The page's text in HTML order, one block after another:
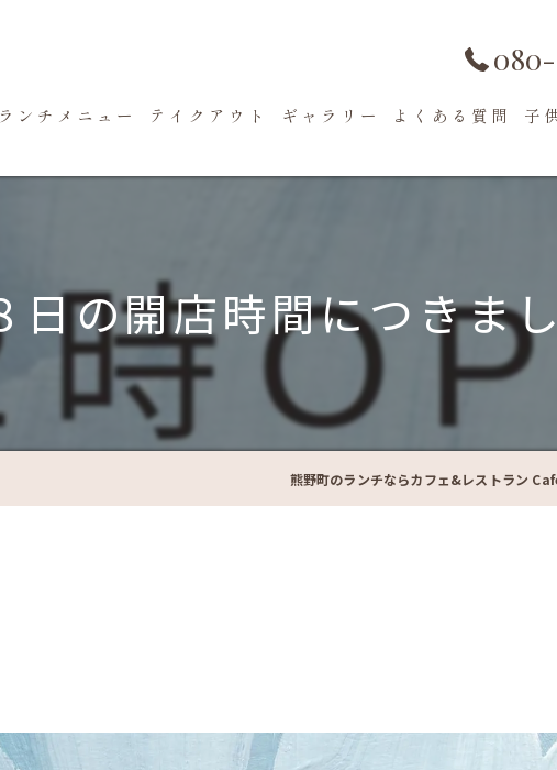
ランチメニュー テイクアウト ギャラリー よくある質問 子
日の開店時間につきま
熊野町のランチならカフェ&レストラン